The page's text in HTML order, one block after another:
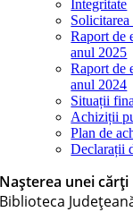
Integritate
Raport de
anul 2025
Raport de
anul 2024
Situații
Achiziții
Plan de
Declarații
Naşterea unei cărţi
Biblioteca